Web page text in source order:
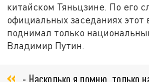
китайском Тяньцзине. По его
официальных заседаниях этот
поднимал только
Владимир Путин.
- Насколько я помню, только